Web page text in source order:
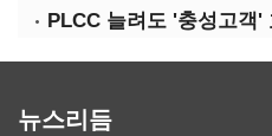
PLCC 늘려도 '충성고객'
뉴스리듬